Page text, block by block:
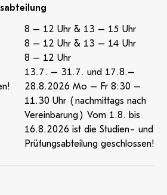
8 – 12 Uhr & 13 – 15 Uhr
8 – 12 Uhr & 13 – 14 Uhr
8 – 12 Uhr
13.7. – 31.7. und 17.8.–
28.8.2026 Mo – Fr 8:30 –
11.30 Uhr (nachmittags nach
Vereinbarung) Vom 1.8. bis
16.8.2026 ist die Studien- und
Prüfungsabteilung geschlossen!